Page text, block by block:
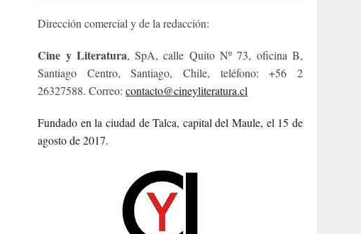
Dirección comercial y de la redacción:
Cine y Literatura, SpA, calle Quito Nº 73, oficina B,
Santiago Centro, Santiago, Chile, teléfono: +56 2
26327588. Correo:contacto@cineyliteratura.cl
Fundado en la ciudad de Talca, capital del Maule, el 15 de
agosto de 2017.